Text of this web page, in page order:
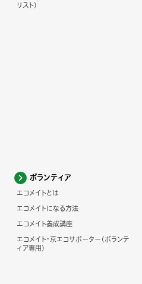
リスト)
ボランティア
エコメイトとは
エコメイトになる方法
エコメイト養成講座
エコメイト・京エコサポーター(ボランテ
ィア専用)